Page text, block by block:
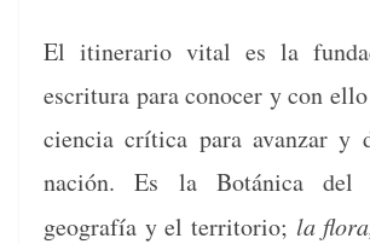
El itin­er­ario vital es la
escrit­u­ra para cono­cer y con
cien­cia críti­ca para avan­zar y
nación. Es la Botáni­ca
geografía y el ter­ri­to­rio; la